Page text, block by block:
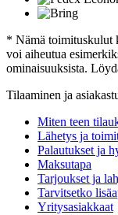
* Nämä toimituskulut
voi aiheutua
ominaisuuksista.
Tilaaminen ja
Miten teen
Lähetys ja
Palautukset ja
Maksutapa
Tarjoukset ja
Tarvitsetko
Yritysasiakkaat